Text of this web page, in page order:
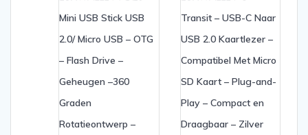
Mini USB Stick USB
2.0/ Micro USB – OTG
– Flash Drive –
Geheugen –360
Graden
Rotatieontwerp –
Transit – USB-C Naar
USB 2.0 Kaartlezer –
Compatibel Met Micro
SD Kaart – Plug-and-
Play – Compact en
Draagbaar – Zilver